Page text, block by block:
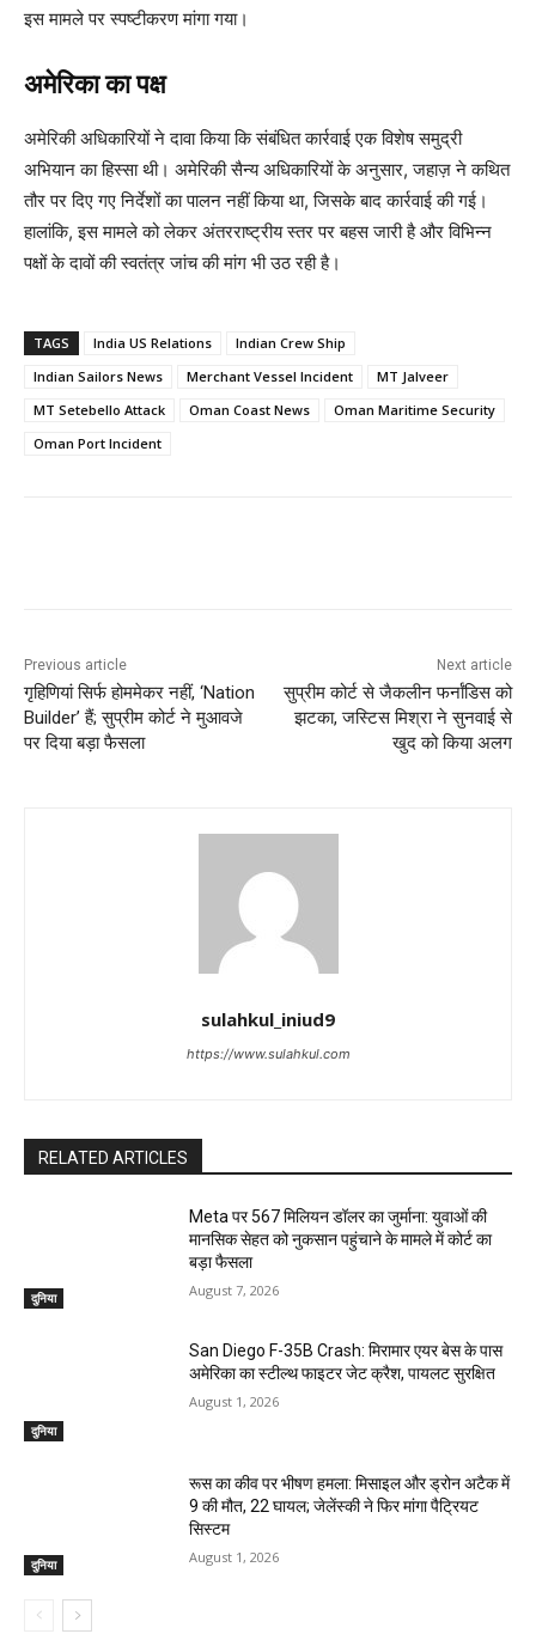
इस मामले पर स्पष्टीकरण मांगा गया।
अमेरिका का पक्ष
अमेरिकी अधिकारियों ने दावा किया कि संबंधित कार्रवाई एक विशेष समुद्री
अभियान का हिस्सा थी। अमेरिकी सैन्य अधिकारियों के अनुसार, जहाज़ ने कथित
तौर पर दिए गए निर्देशों का पालन नहीं किया था, जिसके बाद कार्रवाई की गई।
हालांकि, इस मामले को लेकर अंतरराष्ट्रीय स्तर पर बहस जारी है और विभिन्न
पक्षों के दावों की स्वतंत्र जांच की मांग भी उठ रही है।
TAGS India US Relations
Indian Crew Ship
Indian Sailors News
Merchant Vessel Incident
MT Jalveer
MT Setebello Attack
Oman Coast News
Oman Maritime Security
Oman Port Incident
Previous article
गृहिणियां सिर्फ होममेकर नहीं, ‘Nation
Builder’ हैं; सुप्रीम कोर्ट ने मुआवजे
पर दिया बड़ा फैसला
Next article
सुप्रीम कोर्ट से जैकलीन फर्नांडिस को
झटका, जस्टिस मिश्रा ने सुनवाई से
खुद को किया अलग
sulahkul_iniud9
https://www.sulahkul.com
RELATED ARTICLES
दुनिया
Meta पर 567 मिलियन डॉलर का जुर्माना: युवाओं की
मानसिक सेहत को नुकसान पहुंचाने के मामले में कोर्ट का
बड़ा फैसला
August 7, 2026
दुनिया
San Diego F-35B Crash: मिरामार एयर बेस के पास
अमेरिका का स्टील्थ फाइटर जेट क्रैश, पायलट सुरक्षित
August 1, 2026
दुनिया
रूस का कीव पर भीषण हमला: मिसाइल और ड्रोन अटैक में
9 की मौत, 22 घायल; जेलेंस्की ने फिर मांगा पैट्रियट
सिस्टम
August 1, 2026